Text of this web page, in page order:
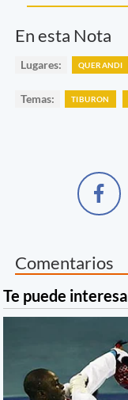
En esta Nota
Lugares: QUERANDI
Temas: TIBURON
Comentarios